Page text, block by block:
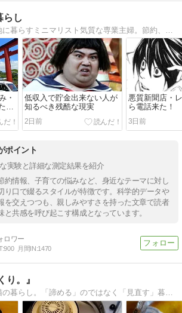
らし
・
費
低収入で貯金出来ない人が
知るべき残酷な現実
2日前
悪質新聞店・
ら電話来た！
3日前
ポイント
実験と詳細な測定結果を紹介
約情報、子育ての悩みなど、身近なテーマに対し
り口で綴るスタイルが特徴です。科学的データや
を交えつつも、親しみやすさを持った文章で読者
共感を呼び起こす構成となっています。
900 月間IN:1470
り。』
50代夫婦二人＋猫の暮らし。「諦める」のではなく「見直す」暮らしで自分らしく笑って過ごしたい。ご訪問お待ちしています♪